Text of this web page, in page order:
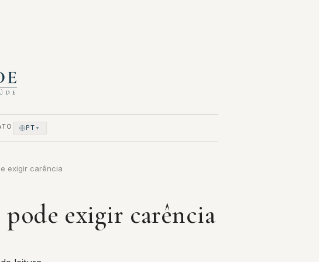
PT ▼
exigir carência
pode exigir carência